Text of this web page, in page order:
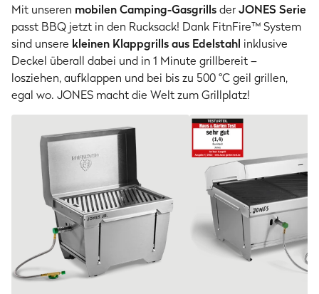
Mit unseren mobilen Camping-GasgrillsderJONES Serie
passt BBQ jetzt in den Rucksack! Dank FitnFire™ System
sind unsere kleinen Klappgrills aus Edelstahl inklusive
Deckel überall dabei und in 1 Minute grillbereit –
losziehen, aufklappen und bei bis zu 500 °C geil grillen,
egal wo. JONES macht die Welt zum Grillplatz!